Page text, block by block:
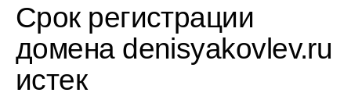
Срок регистрации
домена denisyakovlev.ru
истек